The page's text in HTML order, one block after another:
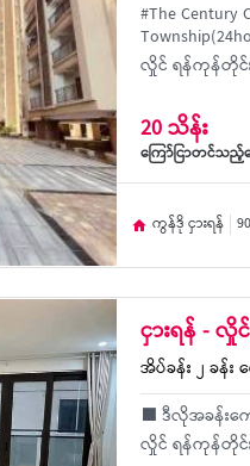
#The Century
လှိုင် ရန်ကုန်တိုင်
20 သိန်း
ကြော်ငြာတင်သည့်န
ကွန်ဒို ငှားရန်
ငှားရန် - လှို
အိပ်ခန်း ၂ ခန်း
⬛️ ဒီလိုအခန်း​က
လှိုင် ရန်ကုန်တိုင်